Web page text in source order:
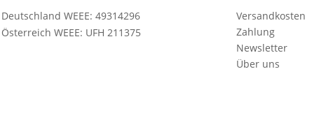
Deutschland WEEE: 49314296
Österreich WEEE: UFH 211375
Versandkosten
Zahlung
Newsletter
Über uns